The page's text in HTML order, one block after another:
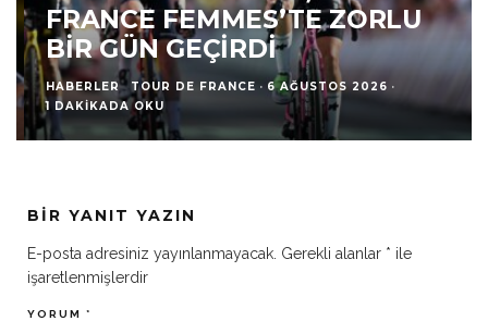
FRANCE FEMMES’TE ZORLU
BIR GÜN GEÇIRDI
HABERLER TOUR DE FRANCE · 6 AĞUSTOS 2026 ·
1 DAKIKADA OKU
BIR YANIT YAZIN
E-posta adresiniz yayınlanmayacak. Gerekli alanlar * ile
işaretlenmişlerdir
YORUM *